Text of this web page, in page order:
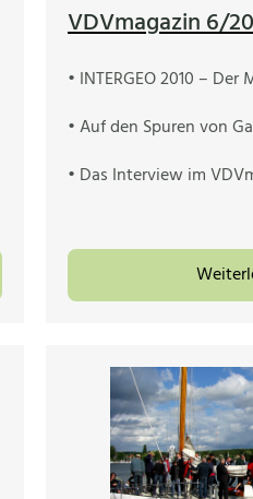
VDVmagazin 6/
• INTERGEO 2010 –
• Auf den Spuren von
• Das Interview im